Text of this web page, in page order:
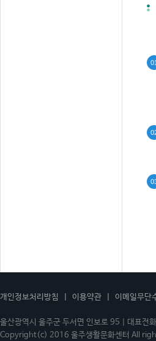
01
개인정보처리방침 이용약관 이메일무단
울산광역시 울주군 두서면 인보로 95 | 대
Copyright(c) 2016 울주생활문화센터 All